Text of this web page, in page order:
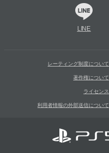
LINE
レーティング制度について
著作権について
ライセンス
利用者情報の外部送信について